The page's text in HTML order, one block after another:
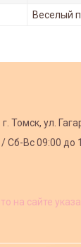
Веселый
г. Томск, ул.
/Сб-Вс 09:00 до
на сайте